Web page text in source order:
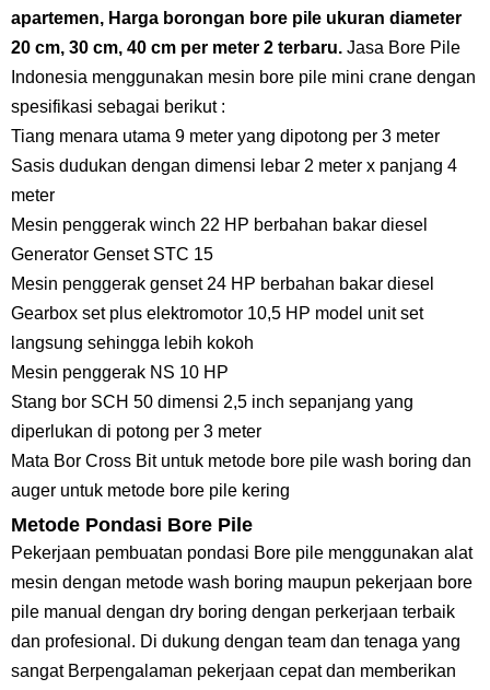
apartemen, Harga borongan bore pile ukuran diameter
20 cm, 30 cm, 40 cm per meter 2 terbaru. Jasa Bore Pile
Indonesia menggunakan mesin bore pile mini crane dengan
spesifikasi sebagai berikut :
Tiang menara utama 9 meter yang dipotong per 3 meter
Sasis dudukan dengan dimensi lebar 2 meter x panjang 4
meter
Mesin penggerak winch 22 HP berbahan bakar diesel
Generator Genset STC 15
Mesin penggerak genset 24 HP berbahan bakar diesel
Gearbox set plus elektromotor 10,5 HP model unit set
langsung sehingga lebih kokoh
Mesin penggerak NS 10 HP
Stang bor SCH 50 dimensi 2,5 inch sepanjang yang
diperlukan di potong per 3 meter
Mata Bor Cross Bit untuk metode bore pile wash boring dan
auger untuk metode bore pile kering
Metode Pondasi Bore Pile
Pekerjaan pembuatan pondasi Bore pile menggunakan alat
mesin dengan metode wash boring maupun pekerjaan bore
pile manual dengan dry boring dengan perkerjaan terbaik
dan profesional. Di dukung dengan team dan tenaga yang
sangat Berpengalaman pekerjaan cepat dan memberikan